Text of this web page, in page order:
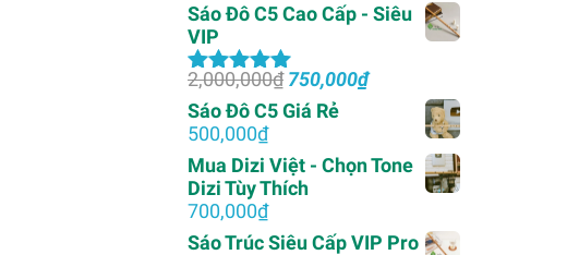
Sáo Đô C5 Cao Cấp - Siêu
VIP
Được xếp
hạng5.005
sao
2,000,000₫ Giá
gốc
là:
750,000₫Giá
750,000₫.
Sáo Đô C5 Giá Rẻ
500,000₫
Mua Dizi Việt - Chọn Tone
Dizi Tùy Thích
700,000₫
Sáo Trúc Siêu Cấp VIP Pro